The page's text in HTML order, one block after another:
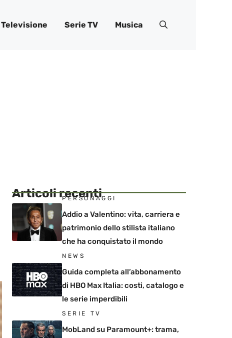
Televisione Serie TV Musica
Articoli recenti
PERSONAGGI
Addio a Valentino: vita, carriera e
patrimonio dello stilista italiano
che ha conquistato il mondo
NEWS
Guida completa all’abbonamento
di HBO Max Italia: costi, catalogo e
le serie imperdibili
SERIE TV
MobLand su Paramount+: trama,